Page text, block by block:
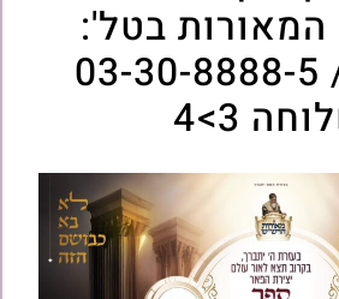
המאורות בטל':
8416* / 03-30-8888-5
3>4